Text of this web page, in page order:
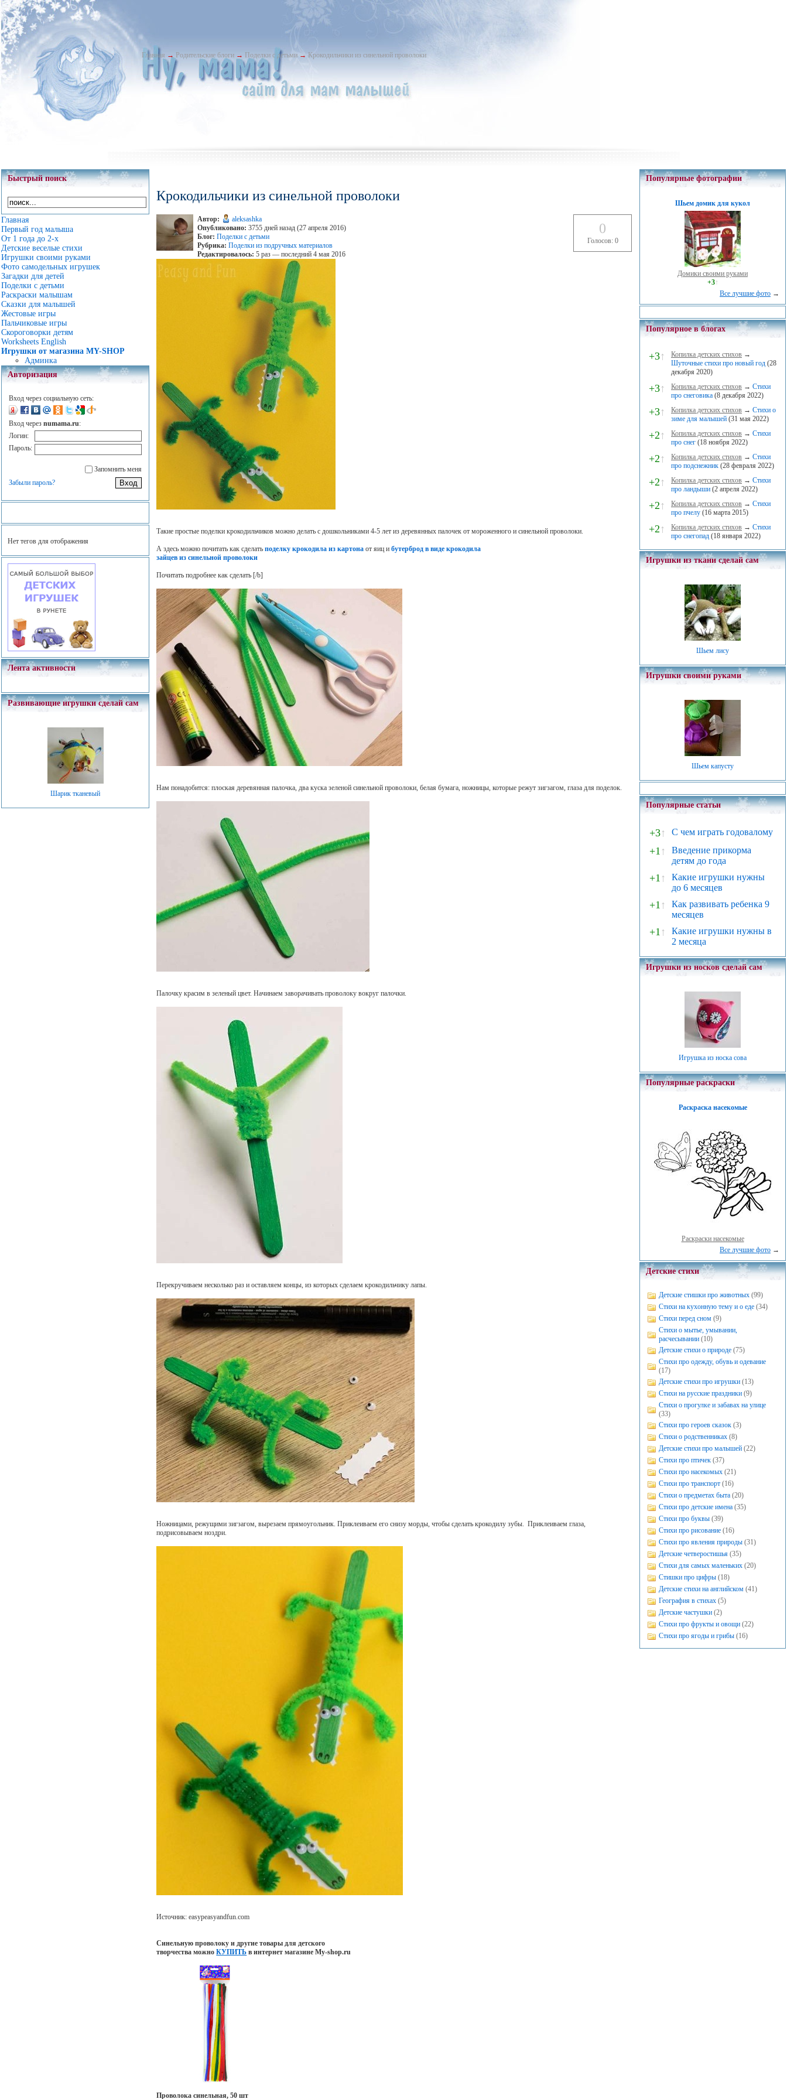
Главная → Родительские блоги → Поделки с детьми → Крокодильчики из синельной проволоки
Быстрый поиск
Главная
Первый год малыша
От 1 года до 2-х
Детские веселые стихи
Игрушки своими руками
Фото самодельных игрушек
Загадки для детей
Поделки с детьми
Раскраски малышам
Сказки для малышей
Жестовые игры
Пальчиковые игры
Скороговорки детям
Worksheets English
Игрушки от магазина MY-SHOP
Админка
Авторизация
Вход через социальную сеть:
Вход через numama.ru:
Логин:
Пароль:
Запомнить меня
Забыли пароль?
Нет тегов для отображения
Лента активности
Развивающие игрушки сделай сам
Шарик тканевый
Крокодильчики из синельной проволоки
Автор:
aleksashka
Опубликовано: 3755 дней назад (27 апреля 2016)
Блог: Поделки с детьми
Рубрика: Поделки из подручных материалов
Редактировалось: 5 раз — последний 4 мая 2016
0
Голосов: 0
Такие простые поделки крокодильчиков можно делать с дошкольниками 4-5 лет из деревянных палочек от мороженного и синельной проволоки.
А здесь можно почитать как сделатьподелку крокодила из картона от яиц ибутерброд в виде крокодила
зайцев из синельной проволоки
Почитать подробнее как сделать [/b]
Нам понадобится: плоская деревянная палочка, два куска зеленой синельной проволоки, белая бумага, ножницы, которые режут зигзагом, глаза для поделок.
Палочку красим в зеленый цвет. Начинаем заворачивать проволоку вокруг палочки.
Перекручиваем несколько раз и оставляем концы, из которых сделаем крокодильчику лапы.
Ножницами, режущими зигзагом, вырезаем прямоугольник. Приклеиваем его снизу морды, чтобы сделать крокодилу зубы. Приклеиваем глаза,
подрисовываем ноздри.
Источник: easypeasyandfun.com
Синельную проволоку и другие товары для детского
творчества можноКУПИТЬ в интернет магазине My-shop.ru
Проволока синельная, 50 шт
Популярные фотографии
Шьем домик для кукол
Домики своими руками
+3↑
Все лучшие фото →
Популярное в блогах
+3↑ Копилка детских стихов →
Шуточные стихи про новый год (28
декабря 2020)
+3↑ Копилка детских стихов → Стихи
про снеговика (8 декабря 2022)
+3↑ Копилка детских стихов → Стихи о
зиме для малышей (31 мая 2022)
+2↑ Копилка детских стихов → Стихи
про снег (18 ноября 2022)
+2↑ Копилка детских стихов → Стихи
про подснежник (28 февраля 2022)
+2↑ Копилка детских стихов → Стихи
про ландыши (2 апреля 2022)
+2↑ Копилка детских стихов → Стихи
про пчелу (16 марта 2015)
+2↑ Копилка детских стихов → Стихи
про снегопад (18 января 2022)
Игрушки из ткани сделай сам
Шьем лису
Игрушки своими руками
Шьем капусту
Популярные статьи
+3↑ С чем играть годовалому
+1↑
Введение прикорма
детям до года
+1↑
Какие игрушки нужны
до 6 месяцев
+1↑
Как развивать ребенка 9
месяцев
+1↑
Какие игрушки нужны в
2 месяца
Игрушки из носков сделай сам
Игрушка из носка сова
Популярные раскраски
Раскраска насекомые
Раскраски насекомые
Все лучшие фото →
Детские стихи
Детские стишки про животных (99)
Стихи на кухонную тему и о еде (34)
Стихи перед сном (9)
Стихи о мытье, умывании,
расчесывании (10)
Детские стихи о природе (75)
Стихи про одежду, обувь и одевание
(17)
Детские стихи про игрушки (13)
Стихи на русские праздники (9)
Стихи о прогулке и забавах на улице
(33)
Стихи про героев сказок (3)
Стихи о родственниках (8)
Детские стихи про малышей (22)
Стихи про птичек (37)
Стихи про насекомых (21)
Стихи про транспорт (16)
Стихи о предметах быта (20)
Стихи про детские имена (35)
Стихи про буквы (39)
Стихи про рисование (16)
Стихи про явления природы (31)
Детские четверостишья (35)
Стихи для самых маленьких (20)
Стишки про цифры (18)
Детские стихи на английском (41)
География в стихах (5)
Детские частушки (2)
Стихи про фрукты и овощи (22)
Стихи про ягоды и грибы (16)